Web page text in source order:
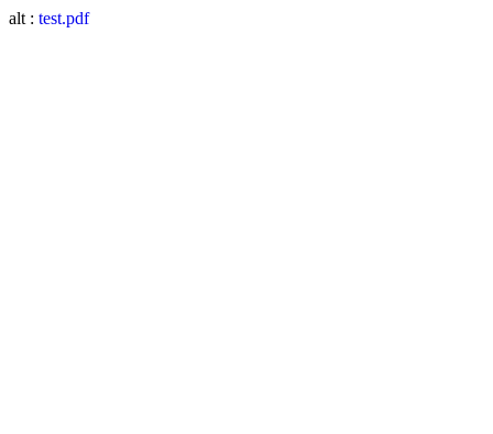
alt : test.pdf